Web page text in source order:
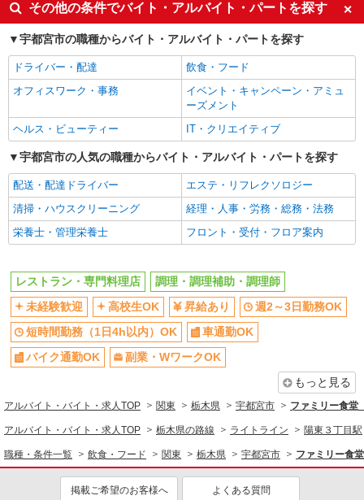
昇給あり
週2～3日勤務OK
短時間勤務（1日4h以内）OK
車通勤OK
バイク通勤OK
副業・WワークOK
交通費支給
社会保険あり
まかない・食事補助
社員登用あり
飲食・フード
レストラン・専門料理店
調理・調理補助・調理師
同じ特徴から求人を探す
週2～3日勤務OK
短時間勤務（1日4h以内）OK
車通勤OK
副業・WワークOK
交通費支給
社会保険あり
まかない・食事補助
社員登用あり
その他の条件でバイト・アルバイト・パートを探す
宇都宮市の職種からバイト・アルバイト・パートを探す
ドライバー・配達
飲食・フード
オフィスワーク・事務
イベント・キャンペーン・アミュ
ーズメント
ヘルス・ビューティー
IT・クリエイティブ
宇都宮市の人気の職種からバイト・アルバイト・パートを探す
配送・配達ドライバー
エステ・リフレクソロジー
清掃・ハウスクリーニング
経理・人事・労務・総務・法務
栄養士・管理栄養士
フロント・受付・フロア案内
レストラン・専門料理店
調理・調理補助・調理師
未経験歓迎
高校生OK 昇給あり
週2～3日勤務OK
短時間勤務（1日4h以内）OK
車通勤OK
バイク通勤OK
副業・WワークOK
もっと見る
アルバイト・バイト・求人TOP 関東 栃木県 宇都宮市 ファミリー食
アルバイト・バイト・求人TOP 栃木県の路線 ライトライン 陽東３丁目駅
職種・条件一覧 飲食・フード 関東 栃木県 宇都宮市 ファミリー食
掲載ご希望のお客様へ よくある質問